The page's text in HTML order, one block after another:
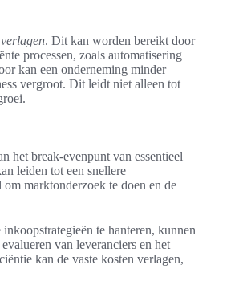
. Dit kan worden bereikt door
processen, zoals automatisering
kan een onderneming minder
vergroot. Dit leidt niet alleen tot
het break-evenpunt van essentieel
leiden tot een snellere
marktonderzoek te doen en de
te hanteren, kunnen
van leveranciers en het
kan de vaste kosten verlagen,